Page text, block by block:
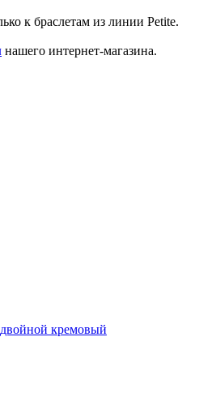
к браслетам из линии Petite.
нашего интернет-магазина.
двойной кремовый